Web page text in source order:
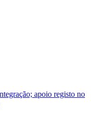
apoio registo no